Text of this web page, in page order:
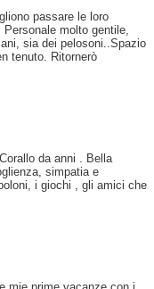
passare le loro
molto gentile,
sia dei pelosoni..Spazio
tenuto. Ritornerò
da anni . Bella
simpatia e
i giochi , gli amici che